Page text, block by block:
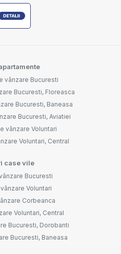
vânzare Bucuresti
Bucuresti, Floreasca
Bucuresti, Baneasa
Bucuresti, Aviatiei
vânzare Voluntari
Voluntari, Central
case vile
Bucuresti
Voluntari
Corbeanca
Voluntari, Central
Bucuresti, Dorobanti
Bucuresti, Baneasa